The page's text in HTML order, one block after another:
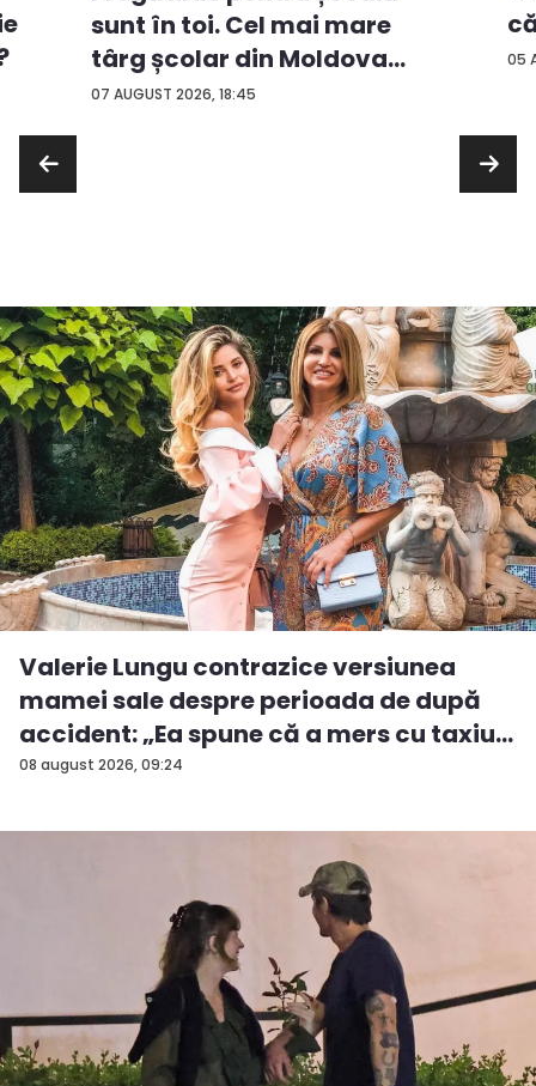
07 AUGUST 2026, 18:45
sunt în toi. Cel mai mare
târg școlar din Moldova
con...
05
08 august 2026, 09:24
Valerie Lungu contrazice versiunea
mamei sale despre perioada de după
accident: „Ea spune că a mers cu taxiu...